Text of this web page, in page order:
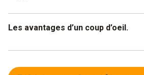
Les avantages d’un coup d’oeil.
les audits et permettent